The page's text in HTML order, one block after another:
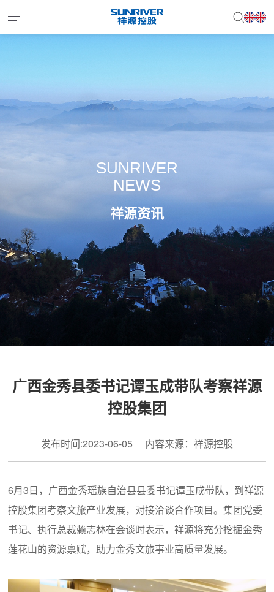
ENJP
SUNRIVER
NEWS
祥源资讯
广西金秀县委书记谭玉成带队考察祥源
控股集团
发布时间:2023-06-05 内容来源：祥源控股
6月3日，广西金秀瑶族自治县县委书记谭玉成带队，到祥源
控股集团考察文旅产业发展，对接洽谈合作项目。集团党委
书记、执行总裁赖志林在会谈时表示，祥源将充分挖掘金秀
莲花山的资源禀赋，助力金秀文旅事业高质量发展。